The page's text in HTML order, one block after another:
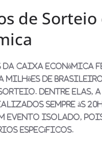
de
Caixa Econômica
milhões de
Dentre elas, a
sempre às
evento isolado,
específicos.